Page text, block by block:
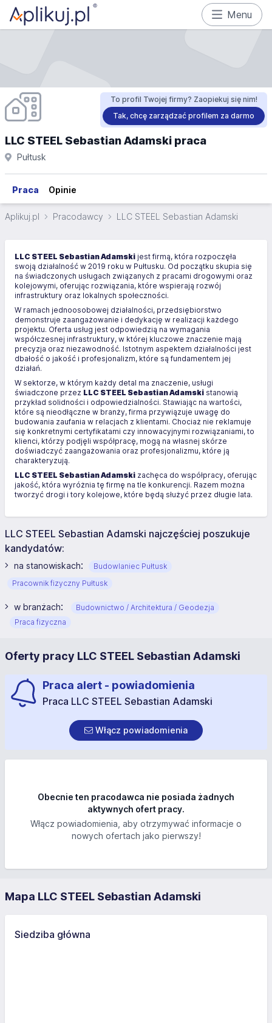
Menu
To profil Twojej firmy? Zaopiekuj się nim!
Tak, chcę zarządzać profilem za darmo
LLC STEEL Sebastian Adamski praca
Pułtusk
Praca Opinie
Aplikuj.pl Pracodawcy LLC STEEL Sebastian Adamski
LLC STEEL Sebastian Adamski jest firmą, która rozpoczęła
swoją działalność w 2019 roku w Pułtusku. Od początku skupia się
na świadczonych usługach związanych z pracami drogowymi oraz
kolejowymi, oferując rozwiązania, które wspierają rozwój
infrastruktury oraz lokalnych społeczności.
W ramach jednoosobowej działalności, przedsiębiorstwo
demonstruje zaangażowanie i dedykację w realizacji każdego
projektu. Oferta usług jest odpowiedzią na wymagania
współczesnej infrastruktury, w której kluczowe znaczenie mają
precyzja oraz niezawodność. Istotnym aspektem działalności jest
dbałość o jakość i profesjonalizm, które są fundamentem jej
działań.
W sektorze, w którym każdy detal ma znaczenie, usługi
świadczone przez LLC STEEL Sebastian Adamski stanowią
przykład solidności i odpowiedzialności. Stawiając na wartości,
które są nieodłączne w branży, firma przywiązuje uwagę do
budowania zaufania w relacjach z klientami. Chociaż nie reklamuje
się konkretnymi certyfikatami czy innowacyjnymi rozwiązaniami, to
klienci, którzy podjęli współpracę, mogą na własnej skórze
doświadczyć zaangażowania oraz profesjonalizmu, które ją
charakteryzują.
LLC STEEL Sebastian Adamski zachęca do współpracy, oferując
jakość, która wyróżnia tę firmę na tle konkurencji. Razem można
tworzyć drogi i tory kolejowe, które będą służyć przez długie lata.
LLC STEEL Sebastian Adamski najczęściej poszukuje
kandydatów:
na stanowiskach:
Budowlaniec Pułtusk
Pracownik fizyczny Pułtusk
w branżach:
Budownictwo / Architektura / Geodezja
Praca fizyczna
Oferty pracy LLC STEEL Sebastian Adamski
Praca alert - powiadomienia
Praca LLC STEEL Sebastian Adamski
Włącz powiadomienia
Obecnie ten pracodawca nie posiada żadnych
aktywnych ofert pracy.
Włącz powiadomienia, aby otrzymywać informacje o
nowych ofertach jako pierwszy!
Mapa LLC STEEL Sebastian Adamski
Siedziba główna